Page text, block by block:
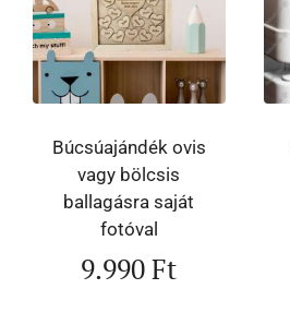
Búcsúajándék ovis
vagy bölcsis
ballagásra saját
fotóval
9.990Ft